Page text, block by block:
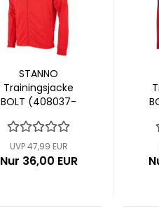
STANNO
Trainingsjacke
BOLT (408037-
UVP 47,99 EUR
Nur 36,00 EUR